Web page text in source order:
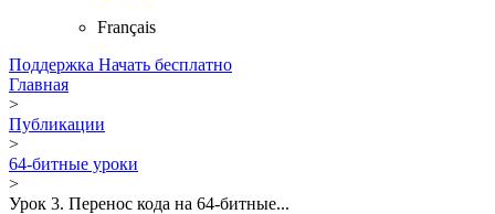
Français
Поддержка Начать бесплатно
Главная
>
Публикации
>
64-битные уроки
>
Урок 3. Перенос кода на 64-битные...